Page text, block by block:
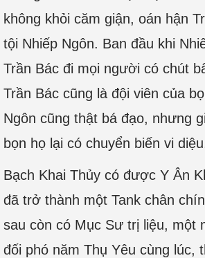
không khỏi căm giận, oán hận
tội Nhiếp Ngôn. Ban đầu khi
Trần Bác đi mọi người có chút
Trần Bác cũng là đội viên của
Ngôn cũng thật bá đạo, nhưng
bọn họ lại có chuyển biến vi
Bạch Khai Thủy có được Y Ân
đã trở thành một Tank chân
sau còn có Mục Sư trị liệu, một
đối phó năm Thụ Yêu cùng lúc,